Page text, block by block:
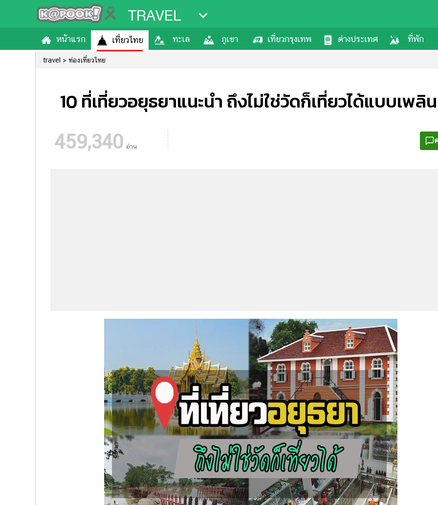
TRAVEL
หน้าแรก เที่ยวไทย ทะเล ภูเขา เที่ยวกรุงเทพ ต่างประเทศ ที่พัก
travel ท่องเที่ยวไทย
10 ที่เที่ยวอยุธยาแนะนำ ถึงไม่ใช่วัดก็เที่ยวได้แบบเพลิ
459,340 อ่าน